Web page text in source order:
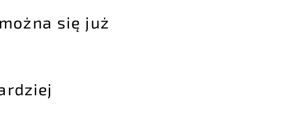
się już